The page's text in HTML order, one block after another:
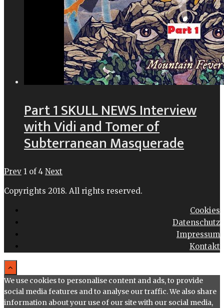
Part 1 SKULL NEWS Interview
with Vidi and Tomer of
Subterranean Masquerade
Prev 1 of 4 Next
Copyrights 2018. All rights reserved.
Cookies
Datenschutz
Impressum
Kontakt
We use cookies to personalise content and ads, to provide
social media features and to analyse our traffic. We also share
information about your use of our site with our social media,